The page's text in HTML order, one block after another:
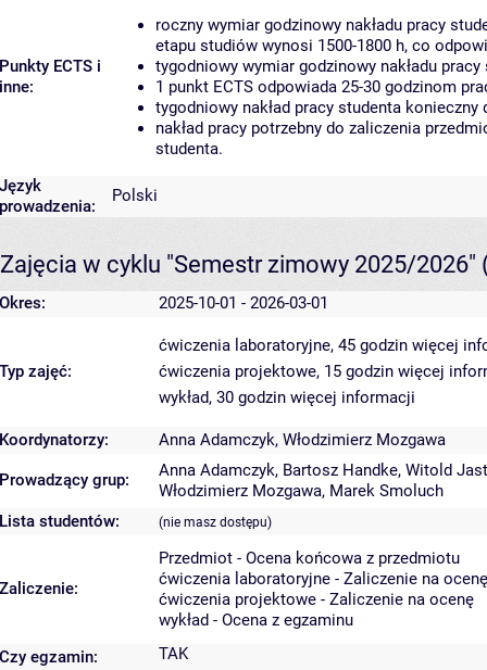
Punkty ECTS i
inne:
roczny wymiar godzinowy nakładu pracy
etapu studiów wynosi 1500-1800 h, co
tygodniowy wymiar godzinowy nakładu
1 punkt ECTS odpowiada 25-30 godzinom
tygodniowy nakład pracy studenta
nakład pracy potrzebny do zaliczenia
studenta.
Język
prowadzenia:
Polski
Zajęcia w cyklu "Semestr zimowy 2025/2026"
Okres: 2025-10-01 - 2026-03-01
Typ zajęć:
ćwiczenia laboratoryjne, 45 godzin więcej
ćwiczenia projektowe, 15 godzin więcej
wykład, 30 godzin więcej informacji
Koordynatorzy: Anna Adamczyk, Włodzimierz Mozgawa
Prowadzący grup: Anna Adamczyk, Bartosz Handke, Witold
Włodzimierz Mozgawa, Marek Smoluch
Lista studentów:
(nie masz dostępu)
Zaliczenie:
Przedmiot - Ocena końcowa z przedmiotu
ćwiczenia laboratoryjne - Zaliczenie na ocenę
ćwiczenia projektowe - Zaliczenie na ocenę
wykład - Ocena z egzaminu
Czy egzamin:
TAK